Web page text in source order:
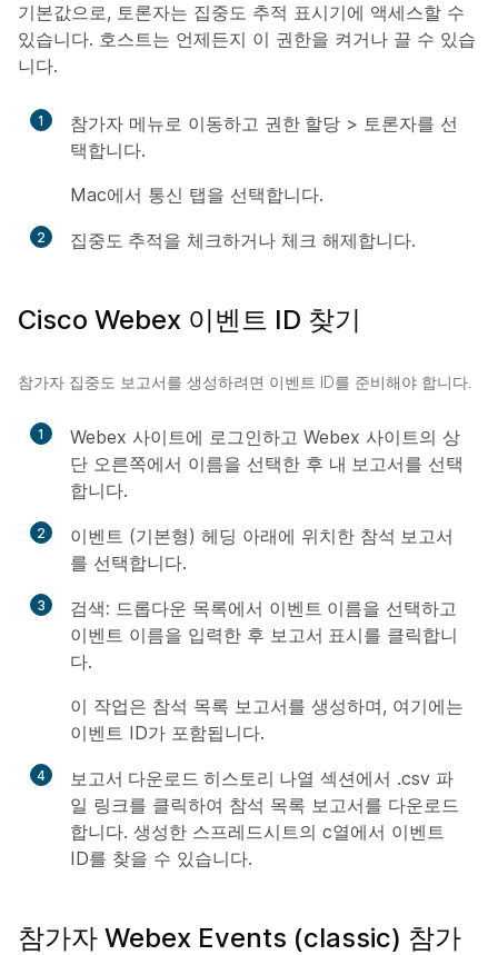
기본값으로, 토론자는 집중도 추적 표시기에 액세스할 수
있습니다. 호스트는 언제든지 이 권한을 켜거나 끌 수 있습
니다.
1 참가자 메뉴로 이동하고 권한 할당 > 토론자를 선
택합니다.
Mac에서 통신 탭을 선택합니다.
2 집중도 추적을 체크하거나 체크 해제합니다.
Cisco Webex 이벤트 ID 찾기
참가자 집중도 보고서를 생성하려면 이벤트 ID를 준비해야 합니다.
1
Webex 사이트에 로그인하고 Webex 사이트의 상
단 오른쪽에서 이름을 선택한 후 내 보고서를 선택
합니다.
2 이벤트 (기본형) 헤딩 아래에 위치한 참석 보고서
를 선택합니다.
3 검색: 드롭다운 목록에서 이벤트 이름을 선택하고
이벤트 이름을 입력한 후 보고서 표시를 클릭합니
다.
이 작업은 참석 목록 보고서를 생성하며, 여기에는
이벤트 ID가 포함됩니다.
4 보고서 다운로드 히스토리 나열 섹션에서 .csv 파
일 링크를 클릭하여 참석 목록 보고서를 다운로드
합니다. 생성한 스프레드시트의 c열에서 이벤트
ID를 찾을 수 있습니다.
참가자 Webex Events (classic) 참가